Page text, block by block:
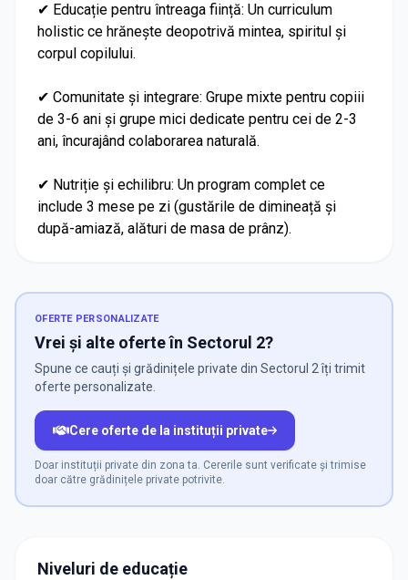
✔ Educație pentru întreaga ființă: Un curriculum
holistic ce hrănește deopotrivă mintea, spiritul și
corpul copilului.
✔ Comunitate și integrare: Grupe mixte pentru copiii
de 3-6 ani și grupe mici dedicate pentru cei de 2-3
ani, încurajând colaborarea naturală.
✔ Nutriție și echilibru: Un program complet ce
include 3 mese pe zi (gustările de dimineață și
după-amiază, alături de masa de prânz).
OFERTE PERSONALIZATE
Vrei și alte oferte în Sectorul 2?
Spune ce cauți și grădinițele private din Sectorul 2 îți trimit
oferte personalizate.
Cere oferte de la instituții private
Doar instituții private din zona ta. Cererile sunt verificate și trimise
doar către grădinițele private potrivite.
Niveluri de educație